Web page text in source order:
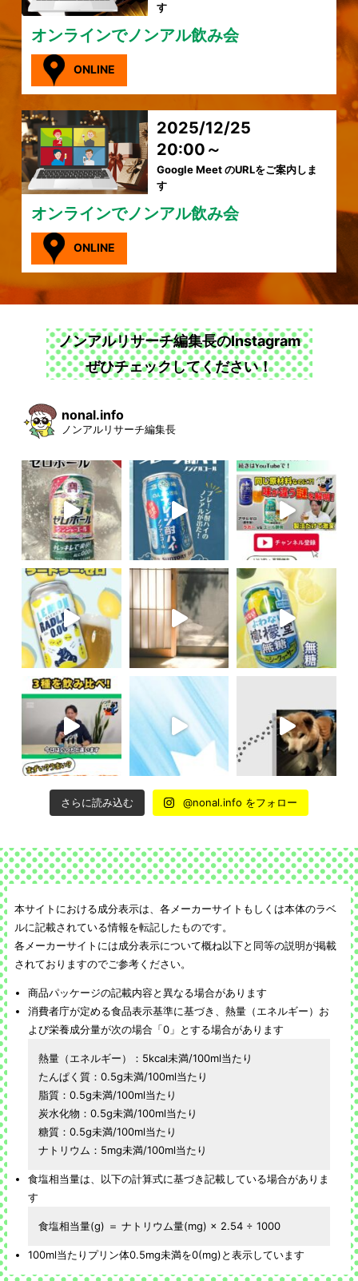
す
オンラインでノンアル飲み会
ONLINE
2025/12/25
20:00～
Google Meet のURLをご案内しま
す
オンラインでノンアル飲み会
ONLINE
ノンアルリサーチ編集長のInstagram
ぜひチェックしてください！
nonal.info
ノンアルリサーチ編集長
さらに読み込む @nonal.info をフォロー
本サイトにおける成分表示は、各メーカーサイトもしくは本体のラベ
ルに記載されている情報を転記したものです。
各メーカーサイトには成分表示について概ね以下と同等の説明が掲載
されておりますのでご参考ください。
商品パッケージの記載内容と異なる場合があります
消費者庁が定める食品表示基準に基づき、熱量（エネルギー）お
よび栄養成分量が次の場合「0」とする場合があります
熱量（エネルギー）：5kcal未満/100ml当たり
たんぱく質：0.5g未満/100ml当たり
脂質：0.5g未満/100ml当たり
炭水化物：0.5g未満/100ml当たり
糖質：0.5g未満/100ml当たり
ナトリウム：5mg未満/100ml当たり
食塩相当量は、以下の計算式に基づき記載している場合がありま
す
食塩相当量(g) ＝ ナトリウム量(mg) × 2.54 ÷ 1000
100ml当たりプリン体0.5mg未満を0(mg)と表示しています